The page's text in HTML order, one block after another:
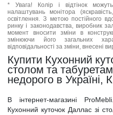
* Увага! Колір і відтінок
налаштувань монітора
освітлення. З метою постійного
ринку і законодавства, виробник
момент вносити зміни в
змінюючи його загальних
відповідальності за зміни, внесені
Купити Кухонний
столом та
недорого в Україні,
В інтернет-магазині
Кухонний куточок Даллас зі